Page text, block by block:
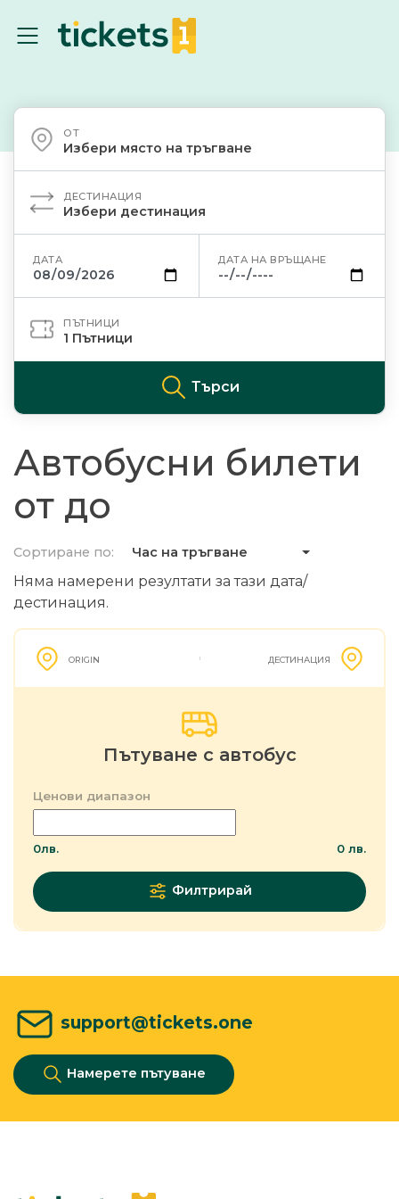
ОТ
Избери място на тръгване
ДЕСТИНАЦИЯ
Избери дестинация
ДАТА ДАТА НА ВРЪЩАНЕ
ПЪТНИЦИ
1 Пътници
Търси
Автобусни билети
от до
Сортиране по: Час на тръгване
Няма намерени резултати за тази дата/
дестинация.
ORIGIN ДЕСТИНАЦИЯ
Пътуване с автобус
Ценови диапазон
0лв. 0 лв.
Филтрирай
support@tickets.one
Намерете пътуване